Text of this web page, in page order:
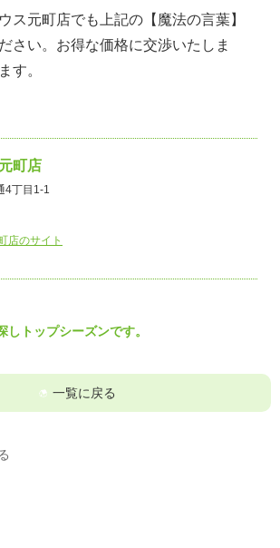
ス元町店でも上記の【魔法の言葉】
さい。お得な価格に交渉いたしま
す。
町店
4丁目1-1
店のサイト
しトップシーズンです。
一覧に戻る